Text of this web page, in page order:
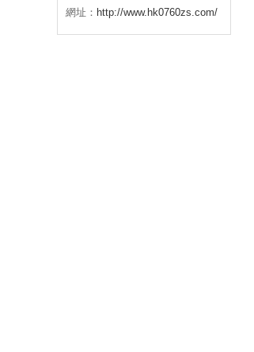
網址： http://www.hk0760zs.com/